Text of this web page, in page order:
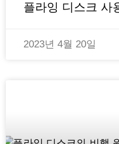
플라잉 디스크 사
2023년 4월 20일